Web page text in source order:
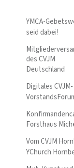
YMCA-
seid dabei!
des CVJM
Deutschland
Digitales CVJM-
Forsthaus
Vom CVJM
YChurch